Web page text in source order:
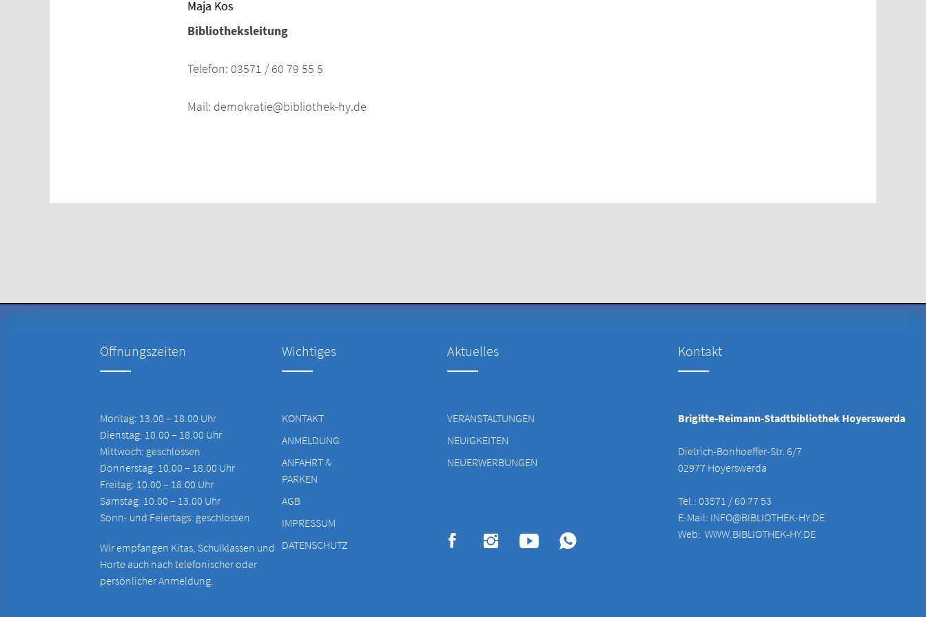
Maja Kos
Bibliotheksleitung
Telefon: 03571 / 60 79 55 5
Mail: demokratie@bibliothek-hy.de
Öffnungszeiten
Montag: 13.00 – 18.00 Uhr
Dienstag: 10.00 – 18.00 Uhr
Mittwoch: geschlossen
Donnerstag: 10.00 – 18.00 Uhr
Freitag: 10.00 – 18.00 Uhr
Samstag: 10.00 – 13.00 Uhr
Sonn- und Feiertags: geschlossen
Wir empfangen Kitas, Schulklassen und
Horte auch nach telefonischer oder
persönlicher Anmeldung.
Wichtiges
KONTAKT
ANMELDUNG
ANFAHRT &
PARKEN
AGB
IMPRESSUM
DATENSCHUTZ
Aktuelles
VERANSTALTUNGEN
NEUIGKEITEN
NEUERWERBUNGEN
Kontakt
Brigitte-Reimann-Stadtbibliothek Hoyerswerda
Dietrich-Bonhoeffer-Str. 6/7
02977 Hoyerswerda
Tel.: 03571 / 60 77 53
E-Mail: INFO@BIBLIOTHEK-HY.DE
Web:WWW.BIBLIOTHEK-HY.DE